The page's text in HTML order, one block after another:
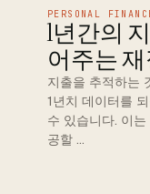
PERSONAL
1년간의
어주는
지출을 추적하는
1년치 데이터를
수 있습니다. 이
공할 …